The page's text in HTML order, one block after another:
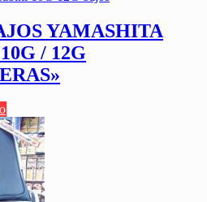
YAMASHITA
/ 12G